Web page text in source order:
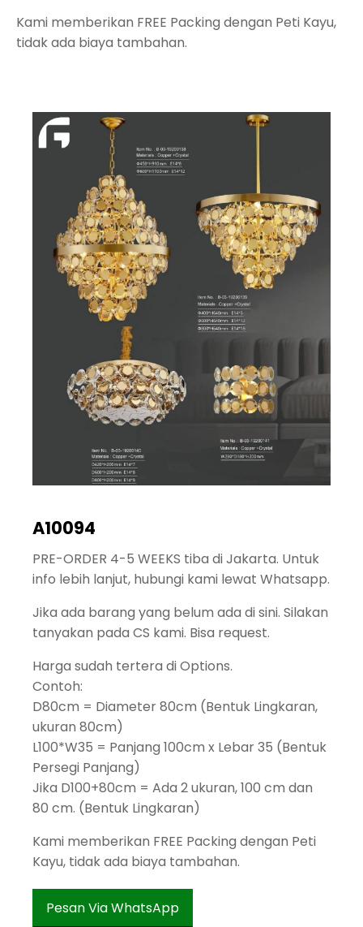
Kami memberikan FREE Packing dengan Peti Kayu,
tidak ada biaya tambahan.
A10094
PRE-ORDER 4-5 WEEKS tiba di Jakarta. Untuk
info lebih lanjut, hubungi kami lewat Whatsapp.
Jika ada barang yang belum ada di sini. Silakan
tanyakan pada CS kami. Bisa request.
Harga sudah tertera di Options.
Contoh:
D80cm = Diameter 80cm (Bentuk Lingkaran,
ukuran 80cm)
L100*W35 = Panjang 100cm x Lebar 35 (Bentuk
Persegi Panjang)
Jika D100+80cm = Ada 2 ukuran, 100 cm dan
80 cm. (Bentuk Lingkaran)
Kami memberikan FREE Packing dengan Peti
Kayu, tidak ada biaya tambahan.
Pesan Via WhatsApp